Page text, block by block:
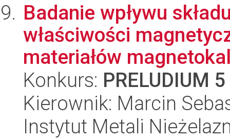
Badanie wpływu
właściwości
materiałów
Konkurs: PRELUDIUM 5
Kierownik: Marcin
Instytut Metali